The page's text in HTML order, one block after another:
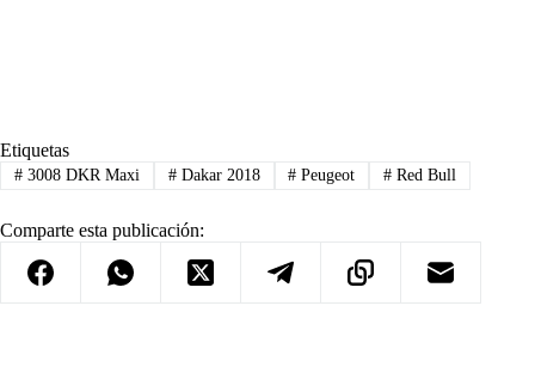
Etiquetas
#3008 DKR Maxi #Dakar 2018 # Peugeot # Red Bull
Comparte esta publicación: